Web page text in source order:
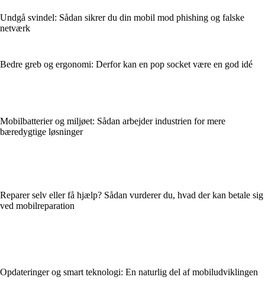
Undgå svindel: Sådan sikrer du din mobil mod phishing og falske
netværk
Bedre greb og ergonomi: Derfor kan en pop socket være en god idé
Mobilbatterier og miljøet: Sådan arbejder industrien for mere
bæredygtige løsninger
Reparer selv eller få hjælp? Sådan vurderer du, hvad der kan betale sig
ved mobilreparation
Opdateringer og smart teknologi: En naturlig del af mobiludviklingen